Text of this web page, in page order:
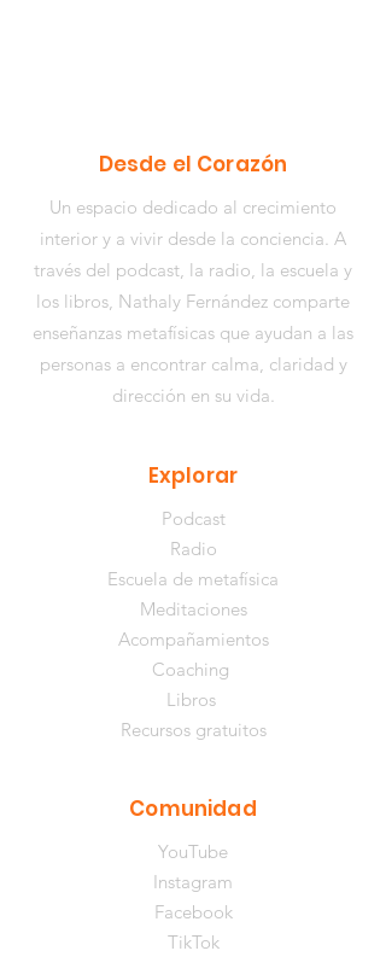
Desde el Corazón
Un espacio dedicado al crecimiento
interior y a vivir desde la conciencia. A
través del podcast, la radio, la escuela y
los libros, Nathaly Fernández comparte
enseñanzas metafísicas que ayudan a las
personas a encontrar calma, claridad y
dirección en su vida.
Explorar
Podcast
Radio
Escuela de metafísica
Meditaciones
Acompañamientos
Coaching
Libros
Recursos gratuitos
Comunidad
YouTube
Instagram
Facebook
TikTok